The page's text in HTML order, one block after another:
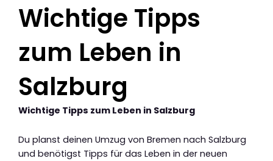
Wichtige Tipps
zum Leben in
Salzburg
Wichtige Tipps zum Leben in Salzburg
Du planst deinen Umzug von Bremen nach Salzburg
und benötigst Tipps für das Leben in der neuen